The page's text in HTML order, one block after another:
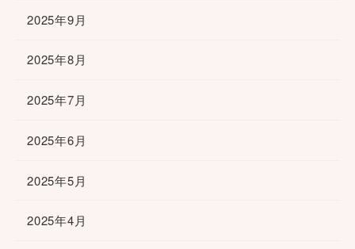
2025年9月
2025年8月
2025年7月
2025年6月
2025年5月
2025年4月